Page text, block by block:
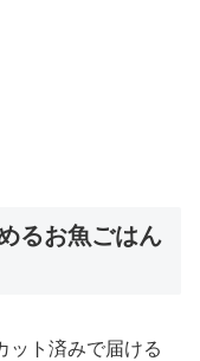
るお魚ごはん
ット済みで届ける